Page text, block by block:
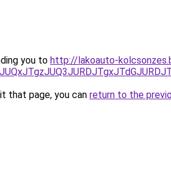
you to http://lakoauto-
that page, you can return to the